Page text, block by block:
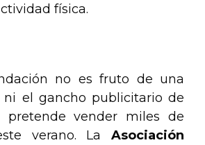
física.
no es fruto de una
ni el gancho publicitario de
vender miles de
verano. La Asociación